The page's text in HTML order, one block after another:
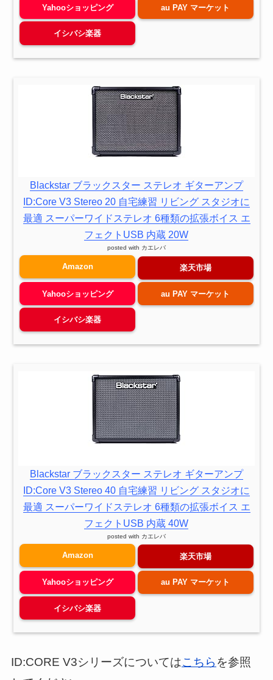
Yahooショッピング au PAY マーケット
イシバシ楽器
Blackstar ブラックスター ステレオ ギターアンプ
ID:Core V3 Stereo 20 自宅練習 リビング スタジオに
最適 スーパーワイドステレオ 6種類の拡張ボイス エ
フェクトUSB 内蔵 20W
posted with カエレバ
Amazon 楽天市場
Yahooショッピング au PAY マーケット
イシバシ楽器
Blackstar ブラックスター ステレオ ギターアンプ
ID:Core V3 Stereo 40 自宅練習 リビング スタジオに
最適 スーパーワイドステレオ 6種類の拡張ボイス エ
フェクトUSB 内蔵 40W
posted with カエレバ
Amazon 楽天市場
Yahooショッピング au PAY マーケット
イシバシ楽器
ID:CORE V3シリーズについてはこちら を参照